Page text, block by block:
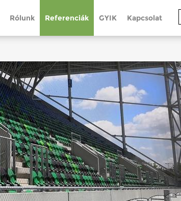
Rólunk Referenciák GYIK Kapcsolat